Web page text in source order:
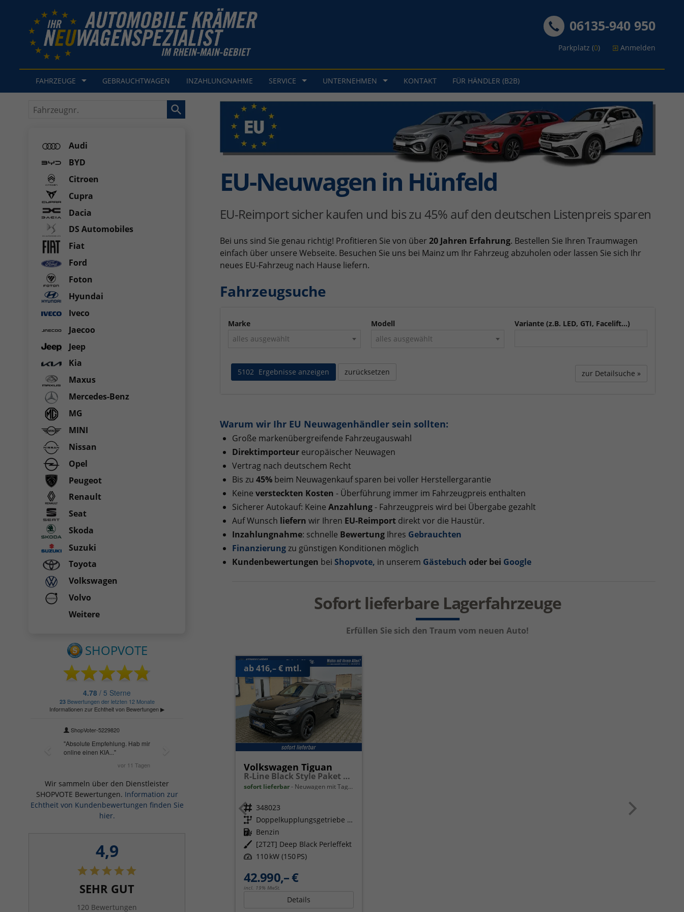
06135-940 950
Parkplatz (0) Anmelden
FAHRZEUGE GEBRAUCHTWAGEN INZAHLUNGNAHME SERVICE UNTERNEHMEN KONTAKT FÜR HÄNDLER (B2B)
EU-Neuwagen in Hünfeld
EU-Reimport sicher kaufen und bis zu 45% auf den deutschen Listenpreis sparen
Bei uns sind Sie genau richtig! Profitieren Sie von über 20 Jahren Erfahrung. Bestellen Sie Ihren Traumwagen
einfach über unsere Webseite. Besuchen Sie uns bei Mainz um Ihr Fahrzeug abzuholen oder lassen Sie sich Ihr
neues EU-Fahrzeug nach Hause liefern.
Fahrzeugsuche
Marke
alles ausgewählt
Modell
alles ausgewählt
Variante (z.B. LED, GTI, Facelift...)
5102 Ergebnisse anzeigen zurücksetzen zur Detailsuche »
Warum wir Ihr EU Neuwagenhändler sein sollten:
Große markenübergreifende Fahrzeugauswahl
Direktimporteureuropäischer Neuwagen
Vertrag nach deutschem Recht
Bis zu 45%beim Neuwagenkauf sparen bei voller Herstellergarantie
Keine versteckten Kosten - Überführung immer im Fahrzeugpreis enthalten
Sicherer Autokauf: Keine Anzahlung- Fahrzeugpreis wird bei Übergabe gezahlt
Auf Wunsch liefern wir Ihren EU-Reimportdirekt vor die Haustür.
Inzahlungnahme: schnelle BewertungIhres Gebrauchten
Finanzierungzu günstigen Konditionen möglich
Kundenbewertungen bei Shopvote, in unserem Gästebuch oder bei Google
Sofort lieferbare Lagerfahrzeuge
Erfüllen Sie sich den Traum vom neuen Auto!
ab 416,– € mtl.
Volkswagen Tiguan
R-Line Black Style Paket Navi Matrix-LED ACC
sofort lieferbar Neuwagen mit Tageszulassung
Fahrzeugnr. 348023
Getriebe
Doppelkupplungsgetriebe (DSG)
Kraftstoff Benzin
Außenfarbe [2T2T] Deep Black Perleffekt
Leistung 110 kW (150 PS)
42.990,– €
incl. 19% MwSt.
Details
Fahrzeugnr.
Audi
BYD
Citroen
Cupra
Dacia
DS Automobiles
Fiat
Ford
Foton
Hyundai
Iveco
Jaecoo
Jeep
Kia
Maxus
Mercedes-Benz
MG
MINI
Nissan
Opel
Peugeot
Renault
Seat
Skoda
Suzuki
Toyota
Volkswagen
Volvo
Weitere
Wir sammeln über den Dienstleister
SHOPVOTE Bewertungen. Information zur
Echtheit von Kundenbewertungen finden Sie
hier.
4,9
SEHR GUT
120 Bewertungen